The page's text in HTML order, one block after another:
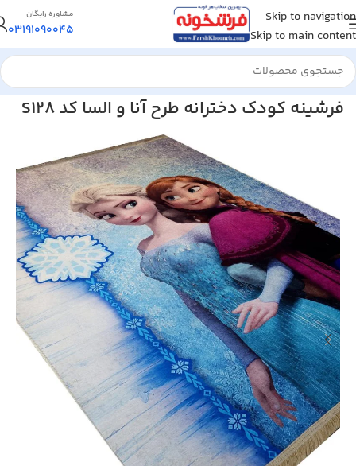
Skip to navigation
Skip to main content
مشاوره رایگان
03191090045
خانه/فرشینه
فرشینه کودک دخترانه طرح آنا و السا کد S128